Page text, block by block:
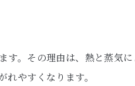
イデア集
キープするコツ
ネイルデザイン案
。その理由は、熱と蒸気
やすくなります。